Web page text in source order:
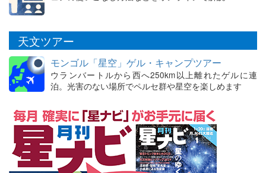
天文ツアー
モンゴル「星空」ゲル・キャンプツアー
ウランバートルから西へ250km以上離れたゲルに連
泊。光害のない場所でペルセ群や星空を楽しめます